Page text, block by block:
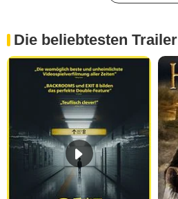
Die beliebtesten Trailer